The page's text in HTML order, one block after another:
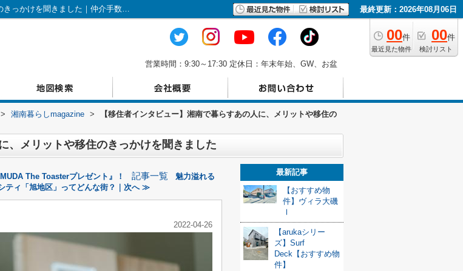
【移住者インタビュー】湘南で暮らすあの人に、メリットや移住のきっかけを聞きました｜仲介手数料無料のユーミーClass 最終更新：2026年08月06日
00件
最近見た物件
00件
検討リスト
営業時間：9:30～17:30 定休日：年末年始、GW、お盆
> 湘南暮らしmagazine >
【移住者インタビュー】湘南で暮らすあの人に、メリットや移住の
、メリットや移住のきっかけを聞きました
The Toasterプレゼント』！ 記事一覧
魅力溢れる
ティ「旭地区」ってどんな街？｜次へ ≫
2022-04-26
最新記事
【おすすめ物
件】ヴィラ大磯
Ⅰ
【arukaシリー
ズ】Surf
Deck【おすすめ物
件】